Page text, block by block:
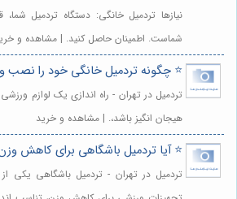
نیازها تردمیل خانگی: دستگاه تردمیل
شماست. اطمینان حاصل کنید. | مشاهده و
⭐️ چگونه تردمیل خانگی خود را نصب و
تردمیل در تهران - راه اندازی یک لوازم
هیجان انگیز باشد،. | مشاهده و خرید
⭐️ آیا تردمیل باشگاهی برای کاهش
تردمیل در تهران - تردمیل باشگاهی یکی